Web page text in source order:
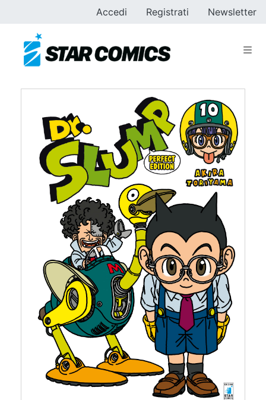
Accedi Registrati Newsletter